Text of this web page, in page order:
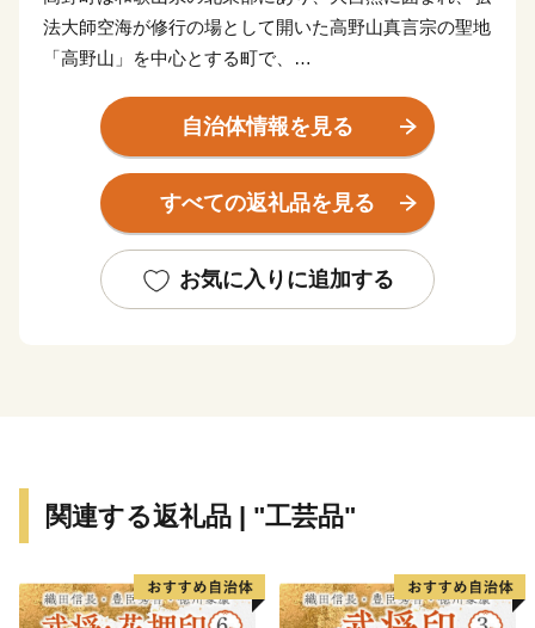
法大師空海が修行の場として開いた高野山真言宗の聖地
「高野山」を中心とする町で、
2004年には「紀伊山地の霊場と参詣道」として世界遺
産に登録されました。
また、2016年には女人道・黒河道・京大坂道不動坂が
くの観光客が訪れています。
自治体情報を見る
すべての返礼品を見る
お気に入りに追加する
関連する返礼品 | "工芸品"